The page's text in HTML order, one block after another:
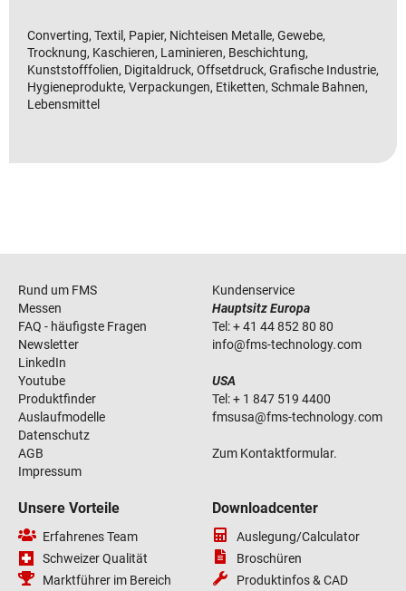
Converting, Textil, Papier, Nichteisen Metalle, Gewebe,
Trocknung, Kaschieren, Laminieren, Beschichtung,
Kunststofffolien, Digitaldruck, Offsetdruck, Grafische Industrie,
Hygieneprodukte, Verpackungen, Etiketten, Schmale Bahnen,
Lebensmittel
Rund um FMS
Messen
FAQ - häufigste Fragen
Newsletter
LinkedIn
Youtube
Produktfinder
Auslaufmodelle
Datenschutz
AGB
Impressum
Kundenservice
Hauptsitz Europa
Tel:+ 41 44 852 80 80
info@fms-technology.com
USA
Tel:+ 1 847 519 4400
fmsusa@fms-technology.com
Zum Kontaktformular.
Unsere Vorteile
Erfahrenes Team
Schweizer Qualität
Marktführer im Bereich
Downloadcenter
Auslegung/Calculator
Broschüren
Produktinfos & CAD